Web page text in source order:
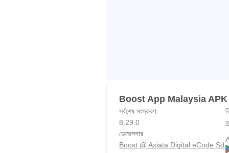
Boost App Malaysia
সর্বশেষ সংস্করণ
8.29.0
ডেভেলপার
Boost @ Axiata Digital eCode Sd